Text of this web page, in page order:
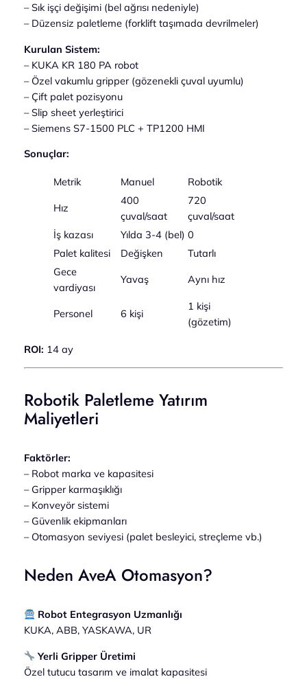
– Sık işçi değişimi (bel ağrısı nedeniyle)
– Düzensiz paletleme (forklift taşımada devrilmeler)
Kurulan Sistem:
– KUKA KR 180 PA robot
– Özel vakumlu gripper (gözenekli çuval uyumlu)
– Çift palet pozisyonu
– Slip sheet yerleştirici
– Siemens S7-1500 PLC + TP1200 HMI
Sonuçlar:
Metrik Manuel
Robotik
Hız
400
çuval/saat
720
çuval/saat
İş kazası
Yılda 3-4 (bel) 0
Palet kalitesi
Değişken
Tutarlı
Gece
vardiyası
Yavaş Aynı hız
Personel 6 kişi
1 kişi
(gözetim)
ROI: 14 ay
Robotik Paletleme Yatırım
Maliyetleri
Faktörler:
– Robot marka ve kapasitesi
– Gripper karmaşıklığı
– Konveyör sistemi
– Güvenlik ekipmanları
– Otomasyon seviyesi (palet besleyici, streçleme vb.)
Neden AveA Otomasyon?
Robot Entegrasyon Uzmanlığı
KUKA, ABB, YASKAWA, UR
Yerli Gripper Üretimi
Özel tutucu tasarım ve imalat kapasitesi